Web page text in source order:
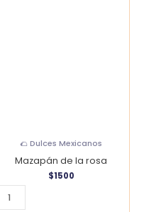
🌮 Dulces Mexicanos
Mazapán de la rosa
$1500